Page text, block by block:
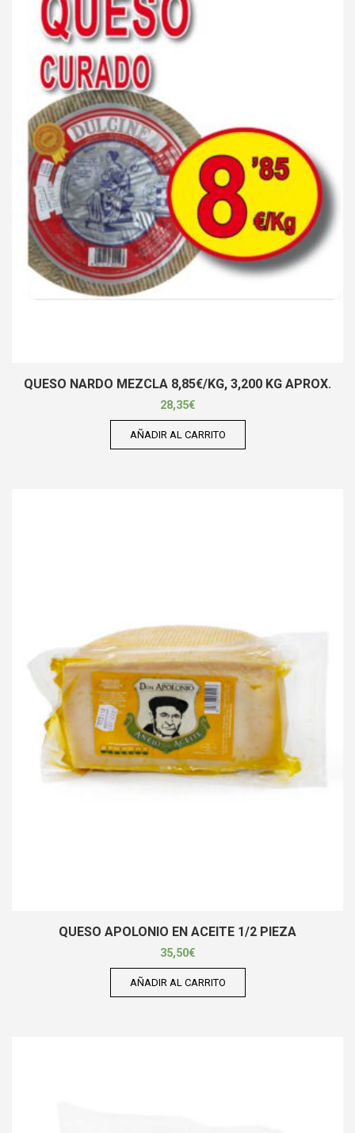
QUESO NARDO MEZCLA 8,85€/KG, 3,200 KG APROX.
28,35€
AÑADIR AL CARRITO
QUESO APOLONIO EN ACEITE 1/2 PIEZA
35,50€
AÑADIR AL CARRITO